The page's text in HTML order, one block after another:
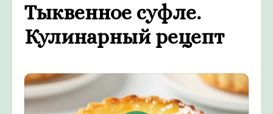
Тыквенное суфле.
Кулинарный рецепт